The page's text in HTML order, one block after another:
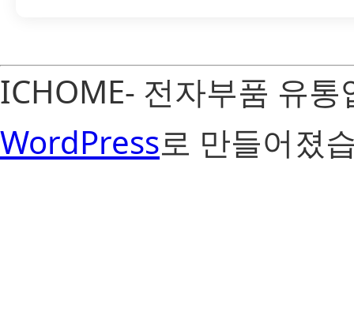
ICHOME- 전자부품 유
WordPress로 만들어졌